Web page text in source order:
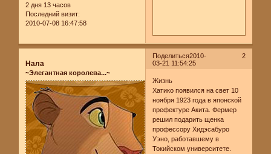
2 дня 13 часов
Последний визит:
2010-07-08 16:47:58
Поделиться 2
2010-
03-21 11:54:25
Нала
~Элегантная королева...~
Жизнь
Хатико появился на свет 10
ноября 1923 года в японской
префектуре Акита. Фермер
решил подарить щенка
профессору Хидэсабуро
Уэно, работавшему в
Токийском университете.